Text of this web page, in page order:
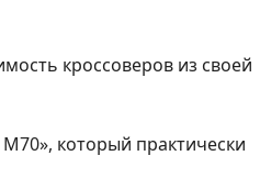
кроссоверов из своей
который практически